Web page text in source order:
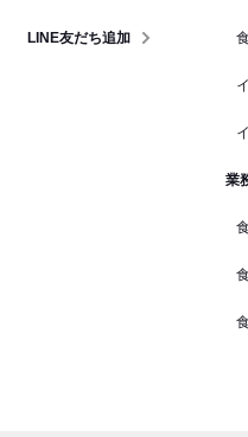
LINE友だち追加
業